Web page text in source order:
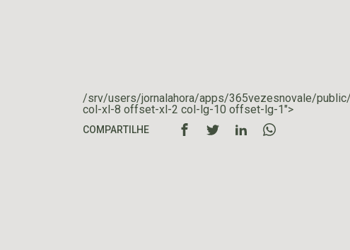
/srv/users/jornalahora/apps/365vezesnovale/
col-xl-8 offset-xl-2 col-lg-10 offset-lg-1">
COMPARTILHE